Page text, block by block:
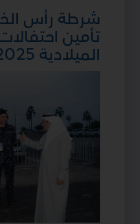
شرطة رأس
تأمين
الميلادية 2025